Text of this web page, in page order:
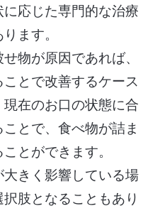
応じた専門的な治療
ます。
物が原因であれば、
とで改善するケース
在のお口の状態に合
とで、食べ物が詰ま
とができます。
きく影響している場
肢となることもあり